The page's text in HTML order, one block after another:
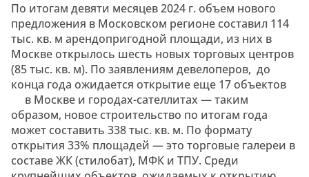
По итогам девяти месяцев 2024 г. объем нового
предложения в Московском регионе составил 114
тыс. кв. м арендопригодной площади, из них в
Москве открылось шесть новых торговых центров
(85 тыс. кв. м). По заявлениям девелоперов, до
конца года ожидается открытие еще 17 объектов
в Москве и городах-сателлитах — таким
образом, новое строительство по итогам года
может составить 338 тыс. кв. м. По формату
открытия 33% площадей — это торговые галереи в
составе ЖК (стилобат), МФК и ТПУ. Среди